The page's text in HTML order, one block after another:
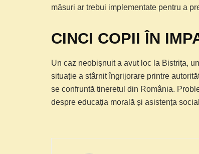
măsuri ar trebui implementate pentru a
CINCI COPII ÎN
Un caz neobișnuit a avut loc la Bistrița,
situație a stârnit îngrijorare printre
se confruntă tineretul din România.
despre educația morală și asistența